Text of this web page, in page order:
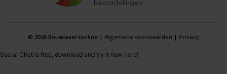
© 2026 Bouwlasersonline | Algemene voorwaarden | Privacy
Social Chat is free, download and try it now here!